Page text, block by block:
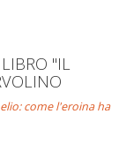
"IL
come l'eroina ha